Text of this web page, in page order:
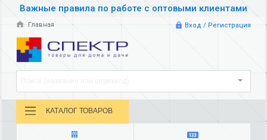
Важные правила по работе с оптовыми клиентами
Главная Вход / Регистрация
КАТАЛОГ ТОВАРОВ